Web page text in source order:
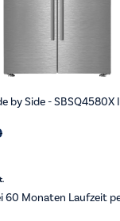
by Side - SBSQ4580X
60 Monaten Laufzeit